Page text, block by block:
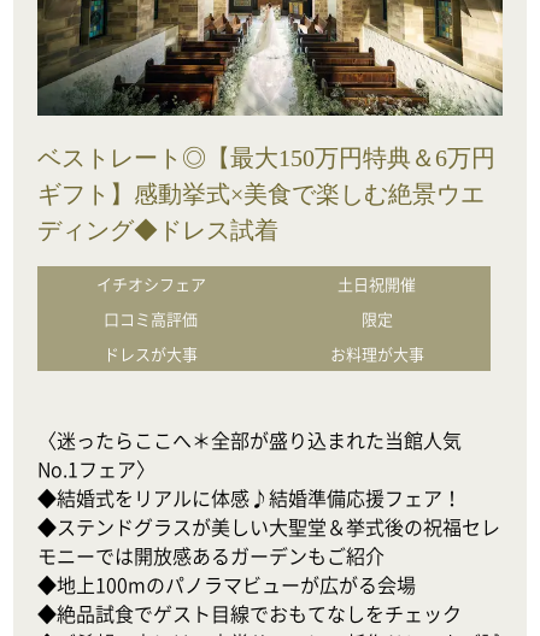
ベストレート◎【最大150万円特典＆6万円
ギフト】感動挙式×美食で楽しむ絶景ウエ
ディング◆ドレス試着
イチオシフェア
土日祝開催
口コミ高評価
限定
ドレスが大事
お料理が大事
〈迷ったらここへ＊全部が盛り込まれた当館人気
No.1フェア〉
◆結婚式をリアルに体感♪結婚準備応援フェア！
◆ステンドグラスが美しい大聖堂＆挙式後の祝福セレ
モニーでは開放感あるガーデンもご紹介
◆地上100mのパノラマビューが広がる会場
◆絶品試食でゲスト目線でおもてなしをチェック